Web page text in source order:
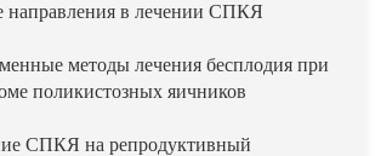
направления в лечении СПКЯ
методы лечения бесплодия при
поликистозных яичников
СПКЯ на репродуктивный